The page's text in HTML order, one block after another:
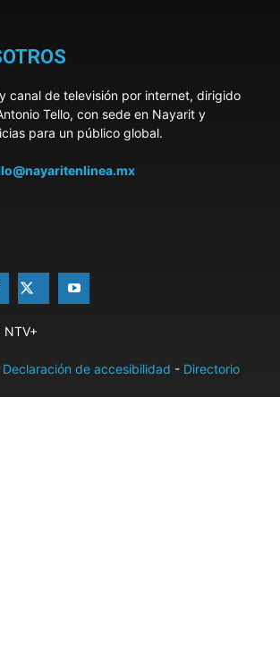
canal de televisión por internet, dirigido
Tello, con sede en Nayarit y
para un público global.
Declaración de accesibilidad - Directorio